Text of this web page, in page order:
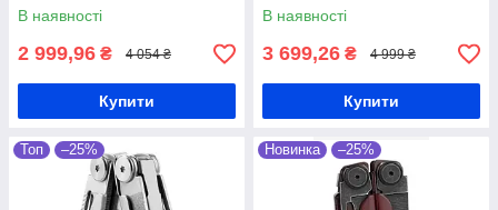
В наявності
2 999,96 ₴ 4 054 ₴
Купити
В наявності
3 699,26 ₴ 4 999 ₴
Купити
Топ –25% Новинка –25%